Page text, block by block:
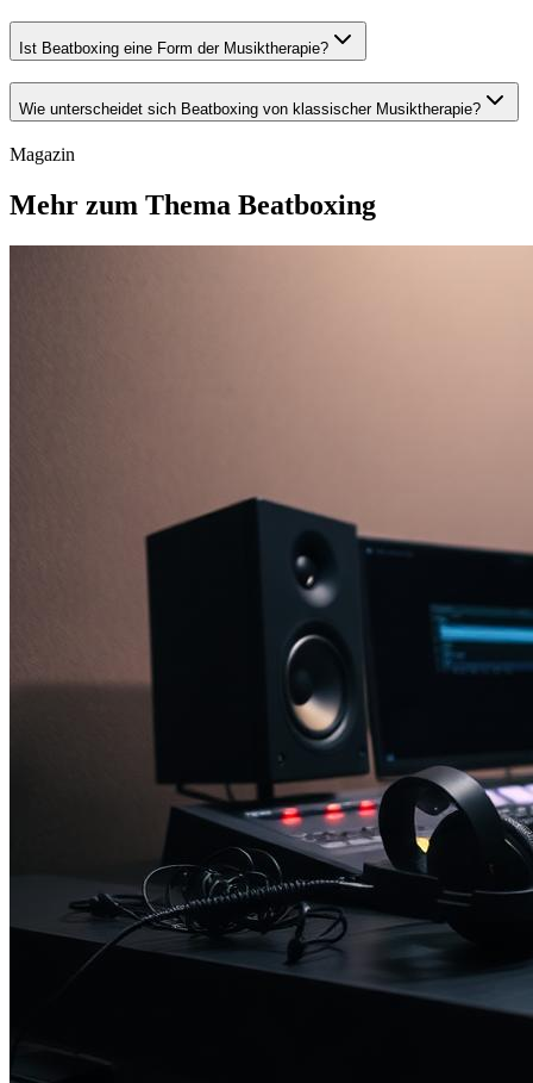
Ist Beatboxing eine Form der Musiktherapie?
Wie unterscheidet sich Beatboxing von klassischer Musiktherapie?
Magazin
Mehr zum Thema Beatboxing